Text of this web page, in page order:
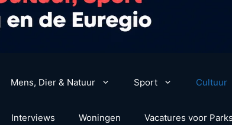
Mens, Dier & Natuur Sport Cultuur
Interviews Woningen Vacatures voor